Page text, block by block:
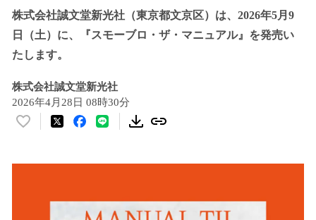
株式会社誠文堂新光社（東京都文京区）は、2026年5月9
日（土）に、『スモーブロ・ザ・マニュアル』を発売い
たします。
株式会社誠文堂新光社
2026年4月28日 08時30分
い